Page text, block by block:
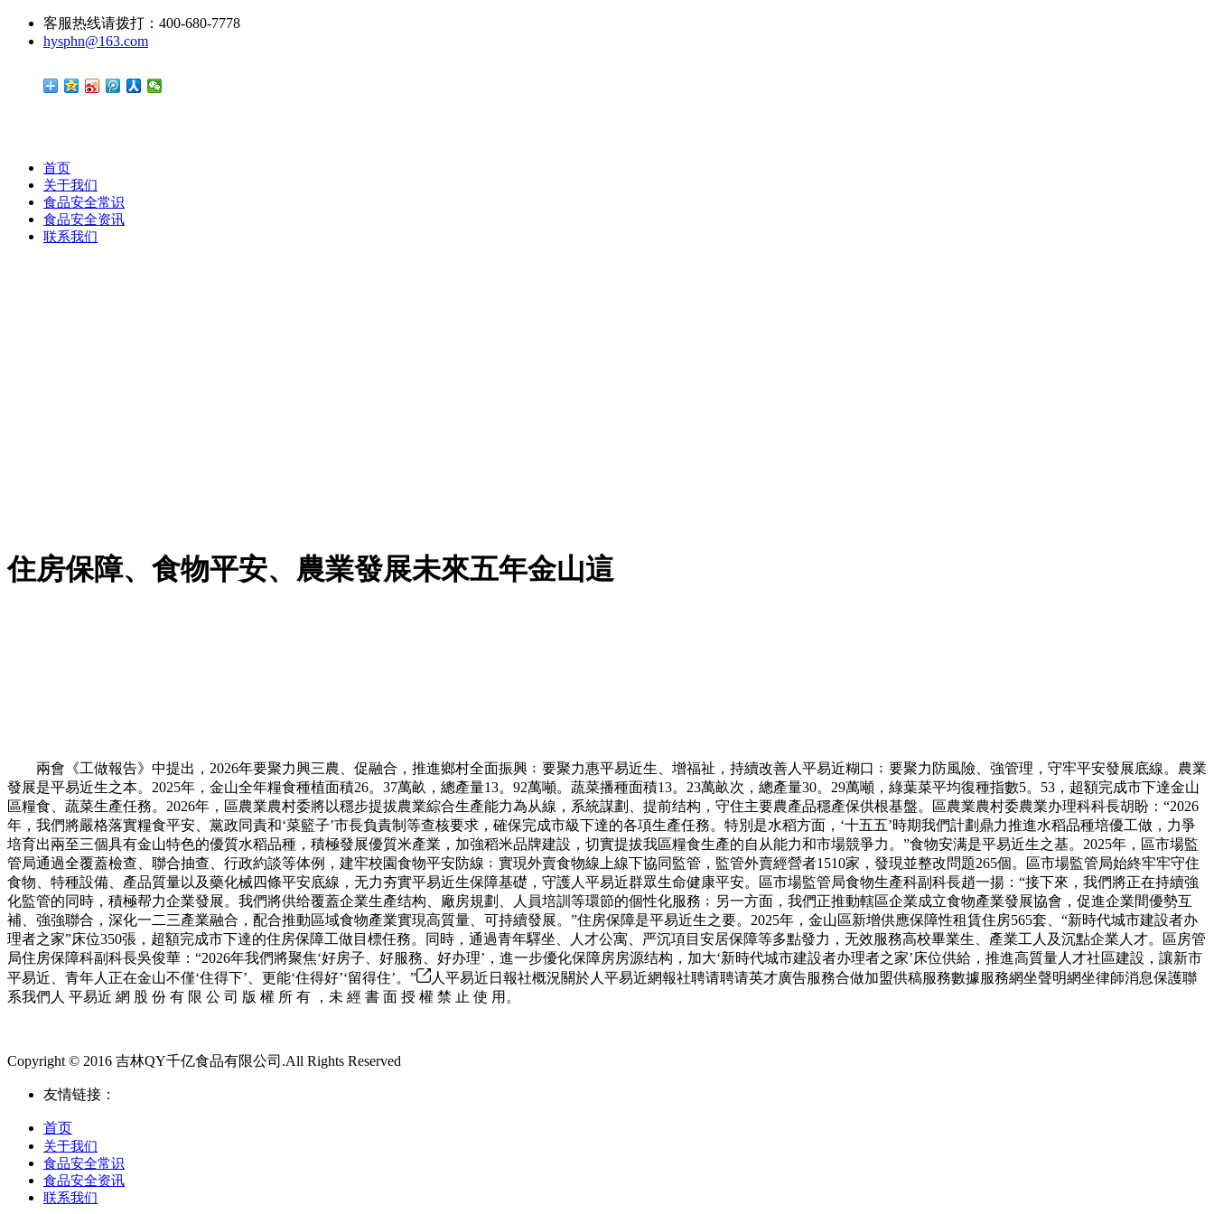
客服热线请拨打：400-680-7778
hysphn@163.com
首页
关于我们
食品安全常识
食品安全资讯
联系我们
住房保障、食物平安、農業發展未來五年金山這
兩會《工做報告》中提出，2026年要聚力興三農、促融合，推進鄉村全面振興﹔要聚力惠平易近生、增福祉，持續改善人平易近糊口﹔要聚力防風險、強管理，守牢平安發展底線。農業
發展是平易近生之本。2025年，金山全年糧食種植面積26。37萬畝，總產量13。92萬噸。蔬菜播種面積13。23萬畝次，總產量30。29萬噸，綠葉菜平均復種指數5。53，超額完成市下達金山
區糧食、蔬菜生產任務。2026年，區農業農村委將以穩步提拔農業綜合生產能力為从線，系統謀劃、提前结构，守住主要農產品穩產保供根基盤。區農業農村委農業办理科科長胡盼：“2026
年，我們將嚴格落實糧食平安、黨政同責和‘菜籃子’市長負責制等查核要求，確保完成市級下達的各項生產任務。特別是水稻方面，‘十五五’時期我們計劃鼎力推進水稻品種培優工做，力爭
培育出兩至三個具有金山特色的優質水稻品種，積極發展優質米產業，加強稻米品牌建設，切實提拔我區糧食生產的自从能力和市場競爭力。”食物安满是平易近生之基。2025年，區市場監
管局通過全覆蓋檢查、聯合抽查、行政約談等体例，建牢校園食物平安防線﹔實現外賣食物線上線下協同監管，監管外賣經營者1510家，發現並整改問題265個。區市場監管局始終牢牢守住
食物、特種設備、產品質量以及藥化械四條平安底線，无力夯實平易近生保障基礎，守護人平易近群眾生命健康平安。區市場監管局食物生產科副科長趙一揚：“接下來，我們將正在持續強
化監管的同時，積極帮力企業發展。我們將供给覆蓋企業生產结构、廠房規劃、人員培訓等環節的個性化服務﹔另一方面，我們正推動轄區企業成立食物產業發展協會，促進企業間優勢互
補、強強聯合，深化一二三產業融合，配合推動區域食物產業實現高質量、可持續發展。”住房保障是平易近生之要。2025年，金山區新增供應保障性租賃住房565套、“新時代城市建設者办
理者之家”床位350張，超額完成市下達的住房保障工做目標任務。同時，通過青年驛坐、人才公寓、严沉項目安居保障等多點發力，无效服務高校畢業生、產業工人及沉點企業人才。區房管
局住房保障科副科長吳俊華：“2026年我們將聚焦‘好房子、好服務、好办理’，進一步優化保障房房源结构，加大‘新時代城市建設者办理者之家’床位供給，推進高質量人才社區建設，讓新市
平易近、青年人正在金山不僅‘住得下’、更能‘住得好’‘留得住’。”
人平易近日報社概況關於人平易近網報社聘请聘请英才廣告服務合做加盟供稿服務數據服務網坐聲明網坐律師消息保護聯
系我們人 平易近 網 股 份 有 限 公 司 版 權 所 有 ，未 經 書 面 授 權 禁 止 使 用。
Copyright © 2016 吉林QY千亿食品有限公司.All Rights Reserved
友情链接：
首页
关于我们
食品安全常识
食品安全资讯
联系我们